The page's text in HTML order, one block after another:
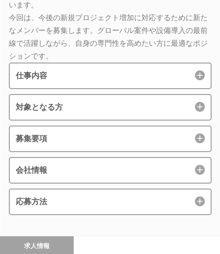
います。
今回は、今後の新規プロジェクト増加に対応するために新た
なメンバーを募集します。グローバル案件や設備導入の最前
線で活躍しながら、自身の専門性を高めたい方に最適なポジ
ションです。
仕事内容
対象となる方
募集要項
会社情報
応募方法
求人情報